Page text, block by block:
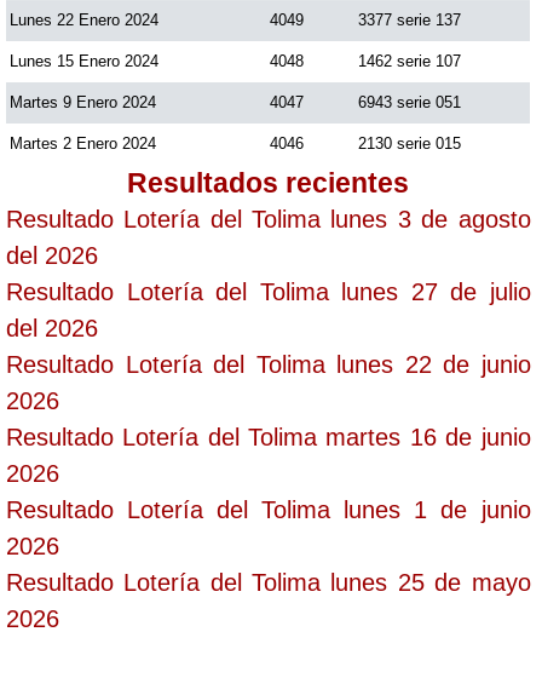
Lunes 22 Enero 2024 4049 3377 serie 137
Lunes 15 Enero 2024 4048 1462 serie 107
Martes 9 Enero 2024 4047 6943 serie 051
Martes 2 Enero 2024 4046 2130 serie 015
Resultados recientes
Resultado Lotería del Tolima lunes 3 de agosto
del 2026
Resultado Lotería del Tolima lunes 27 de julio
del 2026
Resultado Lotería del Tolima lunes 22 de junio
2026
Resultado Lotería del Tolima martes 16 de junio
2026
Resultado Lotería del Tolima lunes 1 de junio
2026
Resultado Lotería del Tolima lunes 25 de mayo
2026